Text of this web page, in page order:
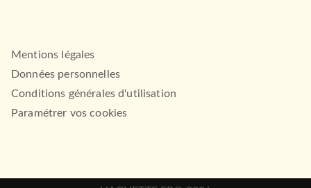
Mentions légales
Données personnelles
Conditions générales d'utilisation
Paramétrer vos cookies